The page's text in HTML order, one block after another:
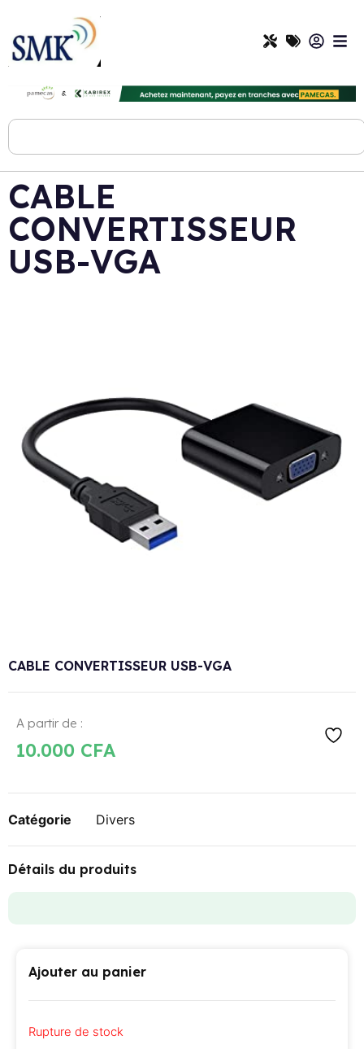
CABLE
CONVERTISSEUR
USB-VGA
CABLE CONVERTISSEUR USB-VGA
A partir de :
10.000 CFA
Catégorie Divers
Détails du produits
Ajouter au panier
Rupture de stock